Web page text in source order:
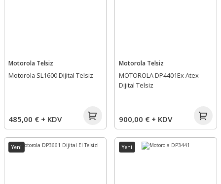
Motorola Telsiz
Motorola SL1600 Dijital Telsiz
485,00 € + KDV
Motorola Telsiz
MOTOROLA DP4401Ex Atex
Dijital Telsiz
900,00 € + KDV
Yeni Yeni